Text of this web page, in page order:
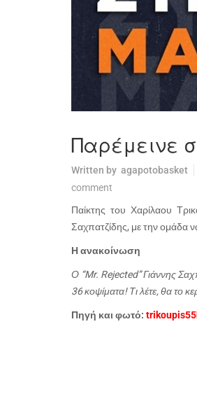
Παρέμεινε
Written by agapotobasket
comment
Παίκτης του Χαρίλαου
Σαχπατζίδης, με την ομάδα
Η ανακοίνωση
Ο “Mr. Rejected” Γιάννης
36 κοψίματα! Τι λέτε, θα το
Πηγή και φωτό: